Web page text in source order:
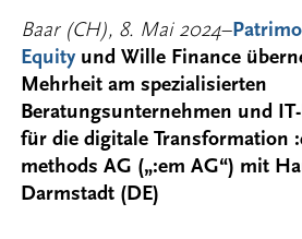
Baar (CH), 8. Mai 2024–
Equity und Wille Finance
Mehrheit am spezialisierten
Beratungsunternehmen und
für die digitale Transformation
methods AG („:em AG“) mit
Darmstadt (DE)